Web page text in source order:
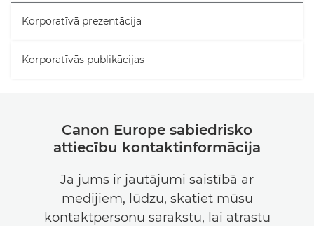
Korporatīvā prezentācija
Korporatīvās publikācijas
Canon Europe sabiedrisko
attiecību kontaktinformācija
Ja jums ir jautājumi saistībā ar
medijiem, lūdzu, skatiet mūsu
kontaktpersonu sarakstu, lai atrastu